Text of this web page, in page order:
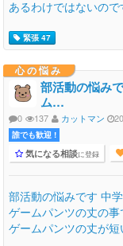
あるわけではないの
緊張 47
心の悩み
部活動の悩み
ム…
0 137 カットマン
誰でも歓迎 !
気になる相談に登録
部活動の悩みです 中
ゲームパンツの丈の
ゲームパンツの丈が短